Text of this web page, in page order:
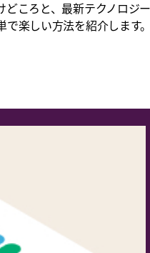
ころと、最新テクノロジ
楽しい方法を紹介します。